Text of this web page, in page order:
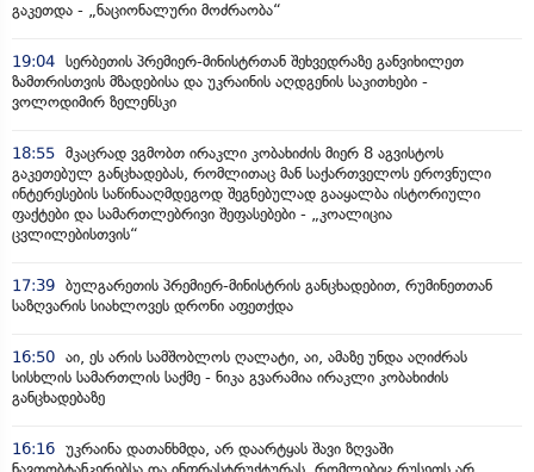
გაკეთდა - „ნაციონალური მოძრაობა“
19:04 სერბეთის პრემიერ-მინისტრთან შეხვედრაზე განვიხილეთ
ზამთრისთვის მზადებისა და უკრაინის აღდგენის საკითხები -
ვოლოდიმირ ზელენსკი
18:55 მკაცრად ვგმობთ ირაკლი კობახიძის მიერ 8 აგვისტოს
გაკეთებულ განცხადებას, რომლითაც მან საქართველოს ეროვნული
ინტერესების საწინააღმდეგოდ შეგნებულად გააყალბა ისტორიული
ფაქტები და სამართლებრივი შეფასებები - „კოალიცია
ცვლილებისთვის“
17:39 ბულგარეთის პრემიერ-მინისტრის განცხადებით, რუმინეთთან
საზღვარის სიახლოვეს დრონი აფეთქდა
16:50 აი, ეს არის სამშობლოს ღალატი, აი, ამაზე უნდა აღიძრას
სისხლის სამართლის საქმე - ნიკა გვარამია ირაკლი კობახიძის
განცხადებაზე
16:16 უკრაინა დათანხმდა, არ დაარტყას შავი ზღვაში